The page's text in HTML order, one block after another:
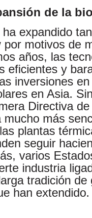
de la
expandido
motivos de
años, las
eficientes y
inversiones
en Asia.
Directiva
mucho más
plantas
seguir
varios
industria
tradición de
han